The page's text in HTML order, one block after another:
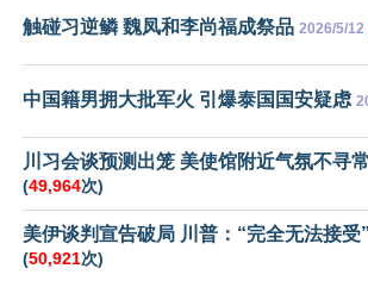
触碰习逆鳞 魏凤和李尚福成祭品 2026/5/12
中国籍男拥大批军火 引爆泰国国安疑虑
川习会谈预测出笼 美使馆附近气氛不寻
(49,964次)
美伊谈判宣告破局 川普：“完全无法接受
(50,921次)